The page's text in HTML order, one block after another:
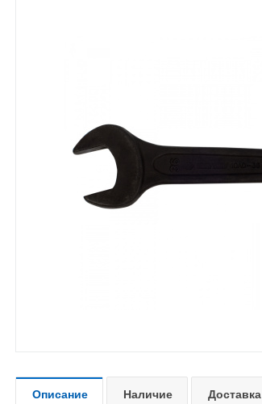
Описание Наличие Доставка